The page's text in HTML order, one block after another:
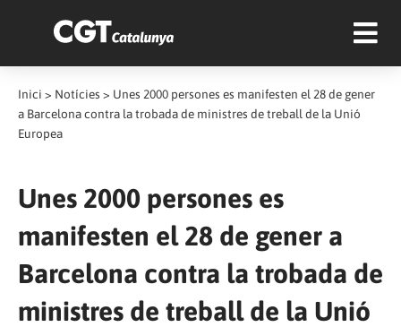
Inici > Notícies > Unes 2000 persones es manifesten el 28 de gener
a Barcelona contra la trobada de ministres de treball de la Unió
Europea
Unes 2000 persones es
manifesten el 28 de gener a
Barcelona contra la trobada de
ministres de treball de la Unió